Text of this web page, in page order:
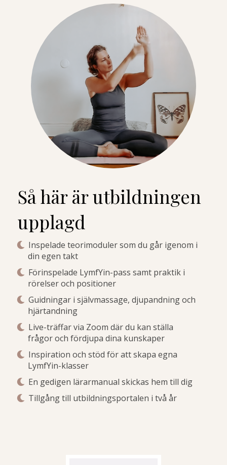
Så här är utbildningen
upplagd
Inspelade teorimoduler som du går igenom i
din egen takt
Förinspelade LymfYin-pass samt praktik i
rörelser och positioner
Guidningar i självmassage, djupandning och
hjärtandning
Live-träffar via Zoom där du kan ställa
frågor och fördjupa dina kunskaper
Inspiration och stöd för att skapa egna
LymfYin-klasser
En gedigen lärarmanual skickas hem till dig
Tillgång till utbildningsportalen i två år